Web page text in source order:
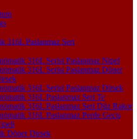
316L Paslanmaz Seri
316L Serisi Paslanmaz Nipel
316L Serisi Paslanmaz Döner
316L Serisi Paslanmaz Dirsek
316L Paslanmaz Seri Te
316L Paslanmaz Seri Düz Rakor
316L Paslanmaz Perde Geçiş
Döner Dirsek